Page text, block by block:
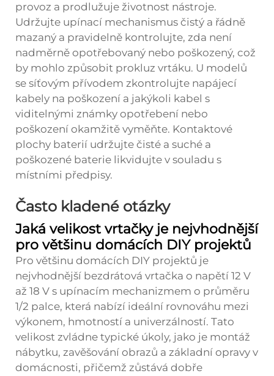
provoz a prodlužuje životnost nástroje.
Udržujte upínací mechanismus čistý a řádně
mazaný a pravidelně kontrolujte, zda není
nadměrně opotřebovaný nebo poškozený, což
by mohlo způsobit prokluz vrtáku. U modelů
se síťovým přívodem zkontrolujte napájecí
kabely na poškození a jakýkoli kabel s
viditelnými známky opotřebení nebo
poškození okamžitě vyměňte. Kontaktové
plochy baterií udržujte čisté a suché a
poškozené baterie likvidujte v souladu s
místními předpisy.
Často kladené otázky
Jaká velikost vrtačky je nejvhodnější
pro většinu domácích DIY projektů
Pro většinu domácích DIY projektů je
nejvhodnější bezdrátová vrtačka o napětí 12 V
až 18 V s upínacím mechanizmem o průměru
1/2 palce, která nabízí ideální rovnováhu mezi
výkonem, hmotností a univerzálností. Tato
velikost zvládne typické úkoly, jako je montáž
nábytku, zavěšování obrazů a základní opravy v
domácnosti, přičemž zůstává dobře